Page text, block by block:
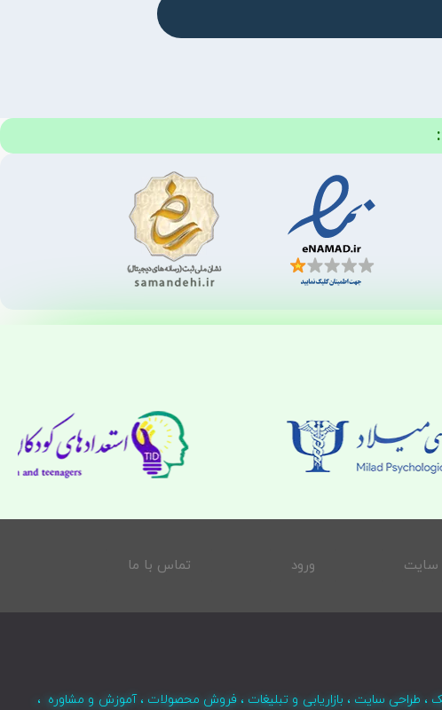
سایت ورود تماس با ما
طراحی سایت ، بازاریابی و تبلیغات ، فروش محصولات ، آموزش و مشاوره ،